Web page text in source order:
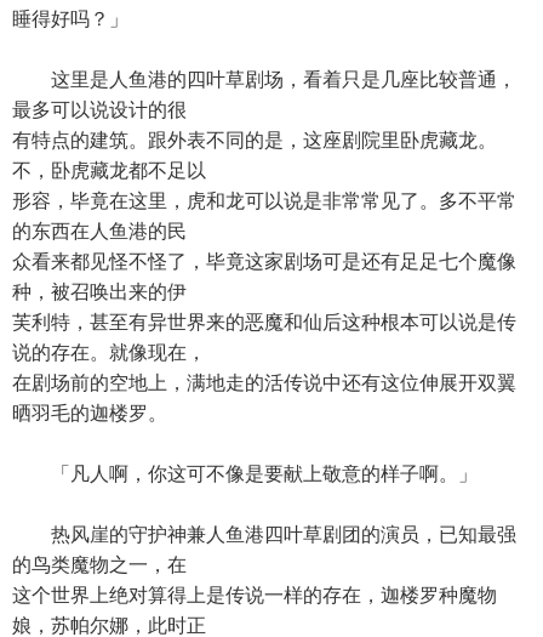
睡得好吗？」
这里是人鱼港的四叶草剧场，看着只是几座比较普通，
最多可以说设计的很
有特点的建筑。跟外表不同的是，这座剧院里卧虎藏龙。
不，卧虎藏龙都不足以
形容，毕竟在这里，虎和龙可以说是非常常见了。多不平常
的东西在人鱼港的民
众看来都见怪不怪了，毕竟这家剧场可是还有足足七个魔像
种，被召唤出来的伊
芙利特，甚至有异世界来的恶魔和仙后这种根本可以说是传
说的存在。就像现在，
在剧场前的空地上，满地走的活传说中还有这位伸展开双翼
晒羽毛的迦楼罗。
「凡人啊，你这可不像是要献上敬意的样子啊。」
热风崖的守护神兼人鱼港四叶草剧团的演员，已知最强
的鸟类魔物之一，在
这个世界上绝对算得上是传说一样的存在，迦楼罗种魔物
娘，苏帕尔娜，此时正